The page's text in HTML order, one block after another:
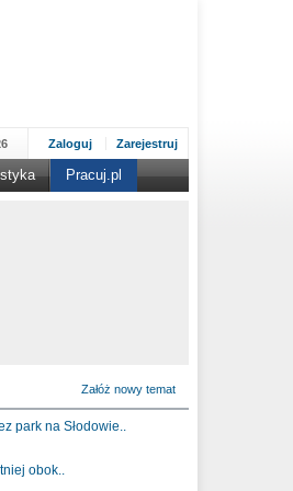
Zaloguj Zarejestruj
Pracuj.pl
Załóż nowy temat
park na Słodowie..
obok..